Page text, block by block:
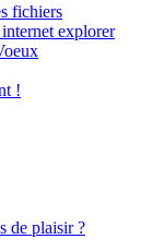
fichiers
explorer
!
de plaisir ?